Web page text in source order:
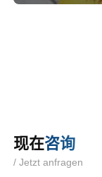
现在咨询
/ Jetzt anfragen